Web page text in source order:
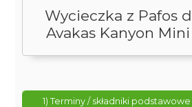
Wycieczka z Pafos
Avakas Kanyon
1) Terminy / składniki